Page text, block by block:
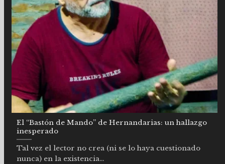
El “Bastón de Mando” de Hernandarias: un hallazgo
inesperado
Tal vez el lector no crea (ni se lo haya cuestionado
nunca) en la existencia...